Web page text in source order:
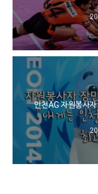
인천AG 자원봉사